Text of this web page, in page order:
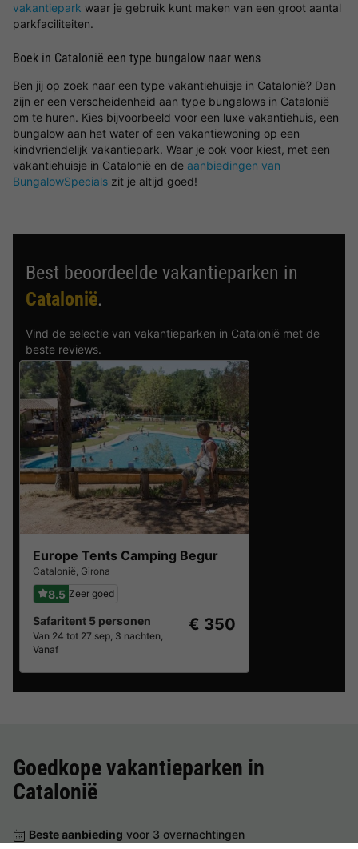
vakantiepark waar je gebruik kunt maken van een groot aantal
parkfaciliteiten.
Boek in Catalonië een type bungalow naar wens
Ben jij op zoek naar een type vakantiehuisje in Catalonië? Dan
zijn er een verscheidenheid aan type bungalows in Catalonië
om te huren. Kies bijvoorbeeld voor een luxe vakantiehuis, een
bungalow aan het water of een vakantiewoning op een
kindvriendelijk vakantiepark. Waar je ook voor kiest, met een
vakantiehuisje in Catalonië en de aanbiedingen van
BungalowSpecials zit je altijd goed!
Best beoordeelde vakantieparken in
Catalonië.
Vind de selectie van vakantieparken in Catalonië met de
beste reviews.
Europe Tents Camping Begur
Catalonië, Girona
8.5 Zeer goed
Safaritent 5 personen
Van 24 tot 27 sep, 3 nachten,
Vanaf
€ 350
Goedkope vakantieparken in
Catalonië
Beste aanbieding voor 3 overnachtingen